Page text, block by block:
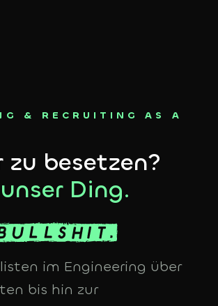
& RECRUITING AS A
zu besetzen?
Ding.
im Engineering über
bis hin zur